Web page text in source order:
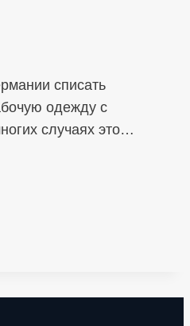
списать
одежду с
случаях это…